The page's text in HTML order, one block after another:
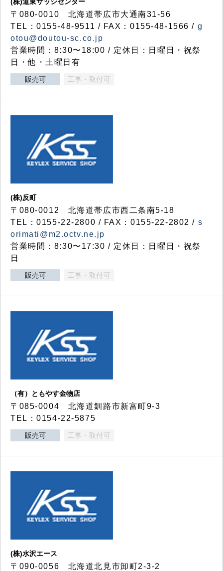
〒080-0010 北海道帯広市大通南31-56
TEL：0155-48-9511 / FAX：0155-48-1566 / g
otou@doutou-sc.co.jp
営業時間：8:30〜18:00 / 定休日：日曜日・祝祭
日・他・土曜日有
販売可 工事・取付可
(株)反町
〒080-0012 北海道帯広市西二条南5-18
TEL：0155-22-2800 / FAX：0155-22-2802 / s
orimati@m2.octv.ne.jp
営業時間：8:30〜17:30 / 定休日：日曜日・祝祭
日
販売可 工事・取付可
（有）ともやす金物店
〒085-0004 北海道釧路市新富町9-3
TEL：0154-22-5875
販売可 工事・取付可
(株)水沢エース
〒090-0056 北海道北見市卸町2-3-2